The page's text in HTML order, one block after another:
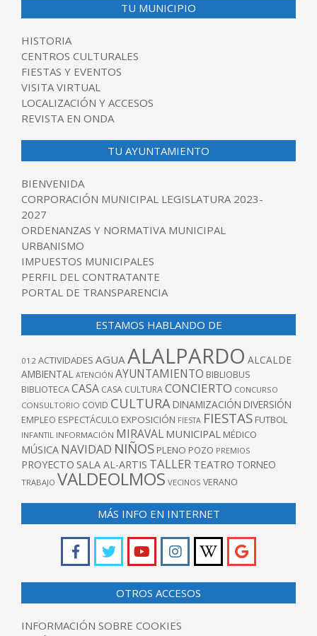
TU MUNICIPIO
HISTORIA
CENTROS CULTURALES
FIESTAS Y EVENTOS
VISITA VIRTUAL
LOCALIZACIÓN Y ACCESOS
REVISTA EN ONDA
TU AYUNTAMIENTO
BIENVENIDA
CORPORACIÓN MUNICIPAL LEGISLATURA 2023-
2027
ORDENANZAS Y NORMATIVA MUNICIPAL
URBANISMO
IMPUESTOS MUNICIPALES
PERFIL DEL CONTRATANTE
PORTAL DE TRANSPARENCIA
ESTAMOS HABLANDO DE
012 ACTIVIDADES AGUAALALPARDO ALCALDE
AMBIENTAL ATENCIÓN AYUNTAMIENTO BIBLIOBUS
BIBLIOTECACASA CASA CULTURACONCIERTO CONCURSO
CONSULTORIO COVID CULTURA DINAMIZACIÓN DIVERSIÓN
EMPLEO ESPECTÁCULO EXPOSICIÓN FIESTA FIESTAS FUTBOL
INFANTIL INFORMACIÓN MIRAVAL MUNICIPAL MÉDICO
MÚSICA NAVIDAD NIÑOS PLENO POZO PREMIOS
PROYECTO SALA AL-ARTIS TALLER TEATRO TORNEO
TRABAJO VALDEOLMOS VECINOS VERANO
MÁS INFO EN INTERNET
OTROS ACCESOS
INFORMACIÓN SOBRE COOKIES